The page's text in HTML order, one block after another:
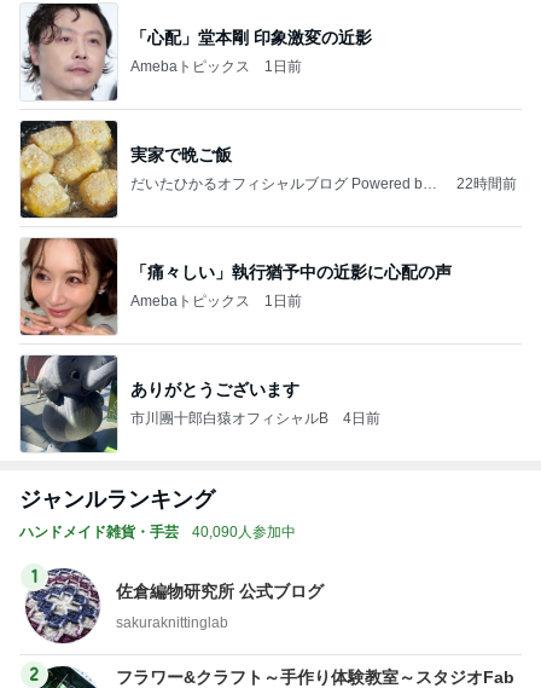
「心配」堂本剛 印象激変の近影
Amebaトピックス 1日前
実家で晩ご飯
だいたひかるオフィシャルブログ Powered by
22時間前
「痛々しい」執行猶予中の近影に心配の声
Amebaトピックス 1日前
ありがとうございます
市川團十郎白猿オフィシャルB 4日前
ジャンルランキング
ハンドメイド雑貨・手芸 40,090人参加中
1
佐倉編物研究所 公式ブログ
sakuraknittinglab
2
フラワー&クラフト～手作り体験教室～スタジオFab